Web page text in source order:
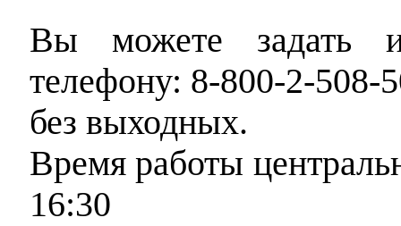
Вы можете задать
телефону: 8-800-2-508-
без выходных.
Время работы
16:30